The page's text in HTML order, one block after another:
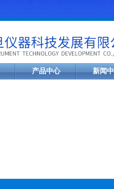
产品中心 新闻